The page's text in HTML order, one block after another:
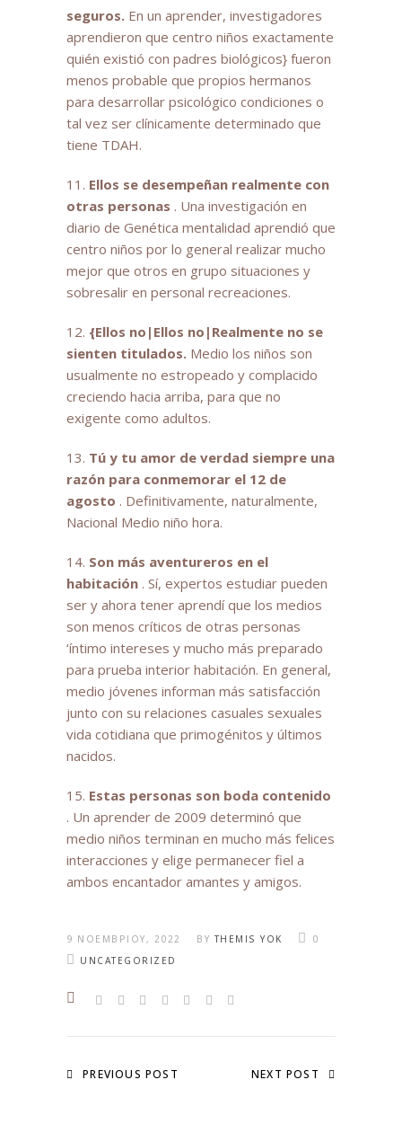
seguros. En un aprender, investigadores
aprendieron que centro niños exactamente
quién existió con padres biológicos} fueron
menos probable que propios hermanos
para desarrollar psicológico condiciones o
tal vez ser clínicamente determinado que
tiene TDAH.
11. Ellos se desempeñan realmente con
otras personas . Una investigación en
diario de Genética mentalidad aprendió que
centro niños por lo general realizar mucho
mejor que otros en grupo situaciones y
sobresalir en personal recreaciones.
12. {Ellos no|Ellos no|Realmente no se
sienten titulados. Medio los niños son
usualmente no estropeado y complacido
creciendo hacia arriba, para que no
exigente como adultos.
13. Tú y tu amor de verdad siempre una
razón para conmemorar el 12 de
agosto . Definitivamente, naturalmente,
Nacional Medio niño hora.
14. Son más aventureros en el
habitación . Sí, expertos estudiar pueden
ser y ahora tener aprendí que los medios
son menos críticos de otras personas
‘íntimo intereses y mucho más preparado
para prueba interior habitación. En general,
medio jóvenes informan más satisfacción
junto con su relaciones casuales sexuales
vida cotidiana que primogénitos y últimos
nacidos.
15. Estas personas son boda contenido
. Un aprender de 2009 determinó que
medio niños terminan en mucho más felices
interacciones y elige permanecer fiel a
ambos encantador amantes y amigos.
9 ΝΟΕΜΒΡΊΟΥ, 2022 BY THEMIS YOK
0
UNCATEGORIZED
PREVIOUS POST NEXT POST